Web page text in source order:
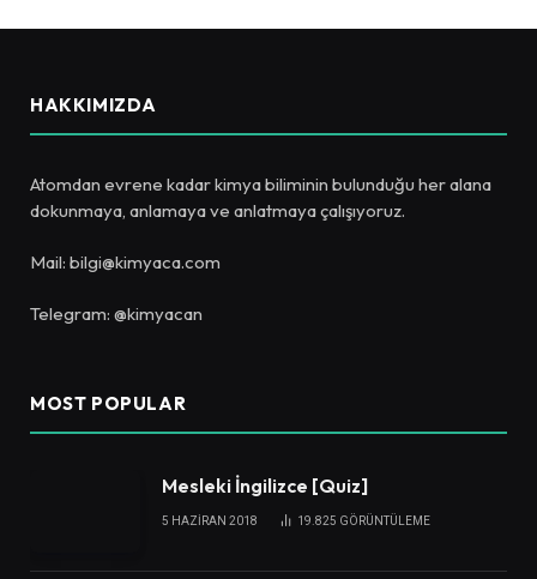
HAKKIMIZDA
Atomdan evrene kadar kimya biliminin bulunduğu her alana
dokunmaya, anlamaya ve anlatmaya çalışıyoruz.
Mail: bilgi@kimyaca.com
Telegram: @kimyacan
MOST POPULAR
Mesleki İngilizce [Quiz]
5 HAZIRAN 2018 19.825 GÖRÜNTÜLEME